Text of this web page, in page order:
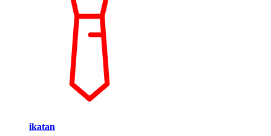
ikatan